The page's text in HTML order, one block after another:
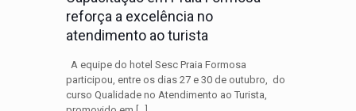
reforça a excelência no
atendimento ao turista
A equipe do hotel Sesc Praia Formosa
participou, entre os dias 27 e 30 de outubro, do
curso Qualidade no Atendimento ao Turista,